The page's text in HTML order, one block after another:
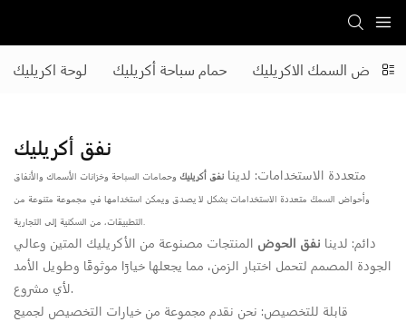
لوحة اكريليك حمام سباحة أكريليك حوض السمك الاكريليك
نفق أكريليك
متعددة الاستخدامات: لدينا نفق أكريليك وحمامات السباحة وخزانات الأسماك والأنفاق
وأحواض السمك متعددة الاستخدامات بشكل لا يصدق ويمكن استخدامها في مجموعة متنوعة من
دائم: لدينا نفق الحوض المنتجات مصنوعة من الأكريليك المتين وعالي
الجودة المصمم لتحمل اختبار الزمن، مما يجعلها خيارًا موثوقًا وطويل الأمد
لأي مشروع.
قابلة للتخصيص: نحن نقدم مجموعة من خيارات التخصيص لجميع